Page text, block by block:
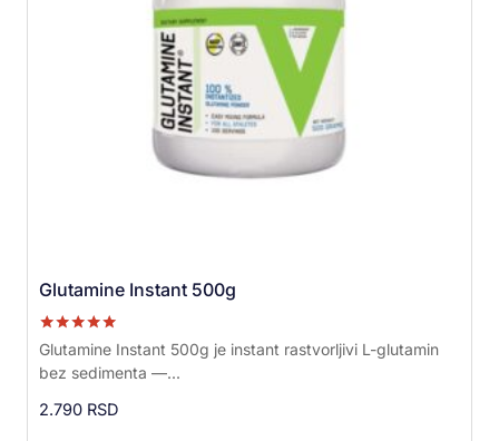
Glutamine Instant 500g
Ocenjeno sa
5.00
od 5
Glutamine Instant 500g je instant rastvorljivi L-glutamin
bez sedimenta —...
2.790 RSD